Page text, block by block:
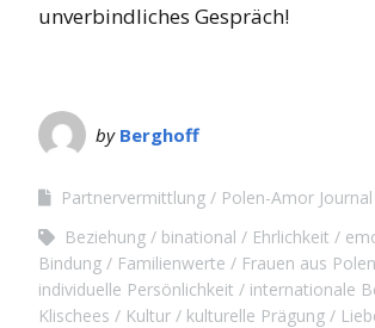
unverbindliches Gespräch!
by Berghoff
Partnervermittlung
Polen-Amor Journal
Beziehung
binational Ehrlichkeit
Bindung
Familienwerte Frauen aus Polen
individuelle Persönlichkeit
internationale
Klischees
Kultur kulturelle Prägung